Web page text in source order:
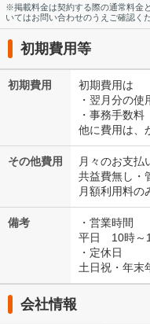
※掲載料金は契約する際の通常料金
いてはお問い合わせのうえご確認く
初期費用等
初期費用
初期費用は
・翌月分の使
・事務手数
他に費用は、
その他費用
月々のお支払
共益費無し・
月額利用料の
備考
・営業時間
平日 10時～
・定休日
土日祝・年末
会社情報